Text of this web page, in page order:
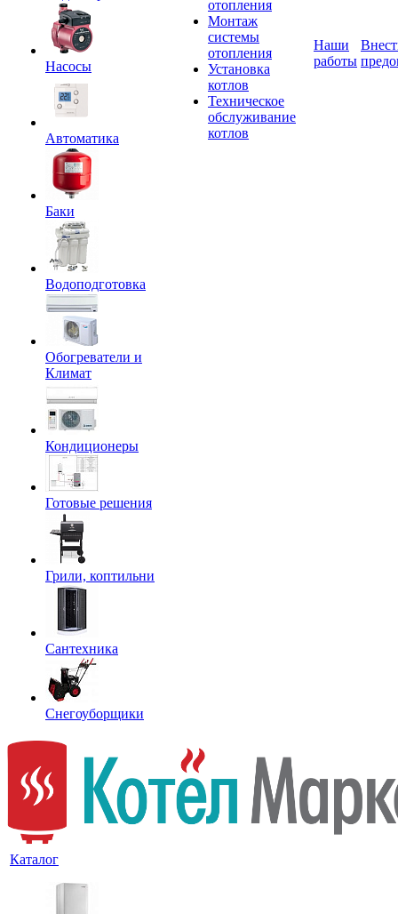
Насосы
Автоматика
Баки
Водоподготовка
Обогреватели и
Климат
Кондиционеры
Готовые решения
Грили, коптильни
Сантехника
Снегоуборщики
отопления
Монтаж
системы
отопления
Установка
котлов
Техническое
обслуживание
котлов
Наши
работы
Каталог